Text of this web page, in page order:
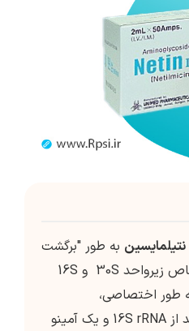
نتیلمایسین به طور "برگشت
ناپذیر" به پروتئین های خاص زیرواحد 30S و 16S
به 4 نوکلئوتید از 16S rRNA و یک آمینو